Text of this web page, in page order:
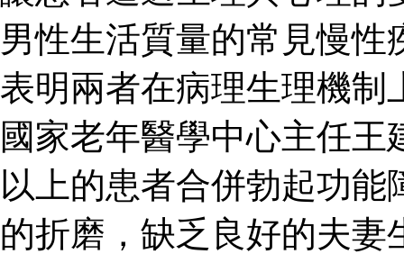
男性生活質量的常見慢
表明兩者在病理生理機制
國家老年醫學中心主任
以上的患者合併勃起功
的折磨，缺乏良好的夫